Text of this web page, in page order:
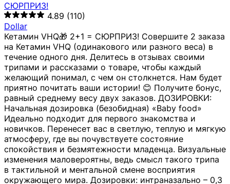
СЮРПРИЗ!
4.89 (110)
Dollar
Кетамин VHQ🎁 2+1 = СЮРПРИЗ! Совершите 2 заказа
на Кетамин VHQ (одинакового или разного веса) в
течение одного дня. Делитесь в отзывах своими
трипами и рассказами о товаре, чтобы каждый
желающий понимал, с чем он столкнется. Нам будет
приятно почитать ваши истории! 😊 Получите бонус,
равный среднему весу двух заказов. ДОЗИРОВКИ:
Начальная дозировка (безобидная) «Baby food»
Идеально подходит для первого знакомства и
новичков. Перенесет вас в светлую, теплую и мягкую
атмосферу, где вы почувствуете состояние
спокойствия и безмятежности младенца. Визуальные
изменения маловероятны, ведь смысл такого трипа
в тактильной и ментальной смене восприятия
окружающего мира. Дозировки: интраназально – 0,3